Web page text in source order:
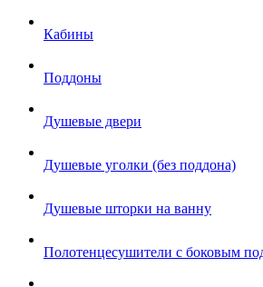
Кабины
Поддоны
Душевые двери
Душевые уголки (без поддона)
Душевые шторки на ванну
Полотенцесушители с боковым